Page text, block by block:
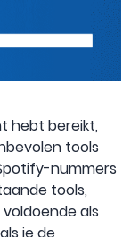
hebt bereikt,
tools
nummers
tools,
als
je de